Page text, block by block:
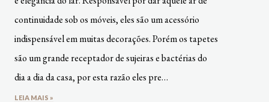
continuidade sob os móveis, eles são um acessório
indispensável em muitas decorações. Porém os tapetes
são um grande receptador de sujeiras e bactérias do
dia a dia da casa, por esta razão eles pre…
LEIA MAIS »